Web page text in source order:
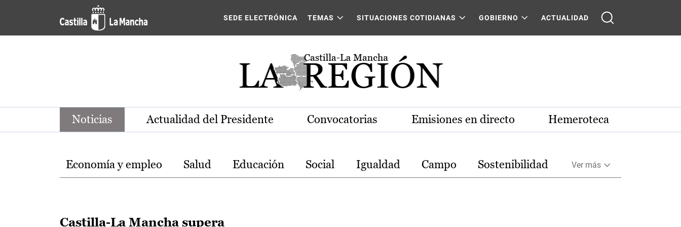
Pasar al contenido principal
Noticias de la región de Castilla-La Mancha
SEDE ELECTRÓNICA TEMAS SITUACIONES COTIDIANAS GOBIERNO ACTUALIDAD
Noticias Actualidad del Presidente Convocatorias Emisiones en directo Hemeroteca
Temas
Economía y empleo Salud Educación Social Igualdad Campo Sostenibilidad Ver más
Castilla-La Mancha supera